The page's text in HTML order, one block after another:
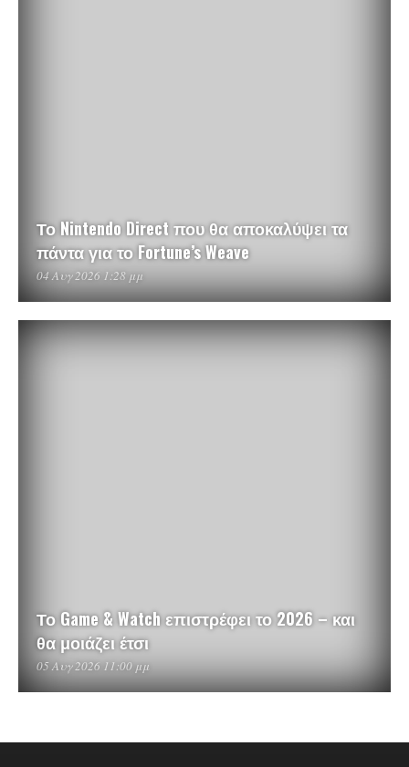
Το Nintendo Direct που θα αποκαλύψει τα
πάντα για το Fortune’s Weave
04 Αυγ 2026 1:28 μμ
Το Game & Watch επιστρέφει το 2026 – και
θα μοιάζει έτσι
05 Αυγ 2026 11:00 μμ